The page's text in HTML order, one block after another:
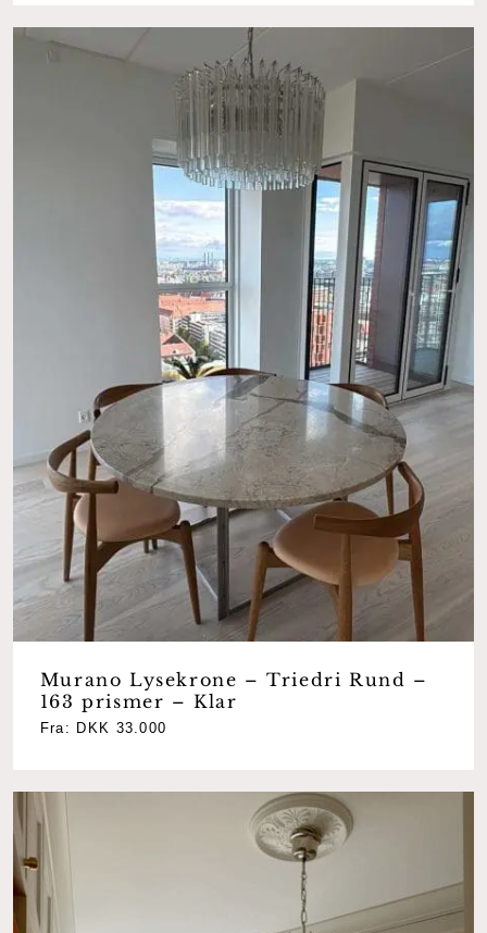
Ingen varer i kurven.
Go To Shop
Murano Lysekrone – Triedri Rund –
163 prismer – Klar
Fra: DKK 33.000